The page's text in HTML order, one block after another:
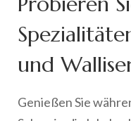
und
Genießen Sie